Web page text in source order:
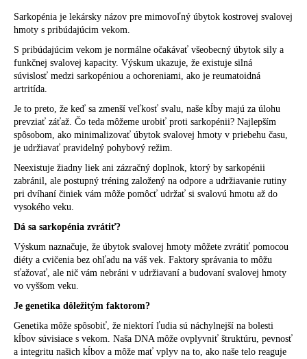
Sarkopénia je lekársky názov pre mimovoľný úbytok kostrovej svalovej
hmoty s pribúdajúcim vekom.
S pribúdajúcim vekom je normálne očakávať všeobecný úbytok sily a
funkčnej svalovej kapacity. Výskum ukazuje, že existuje silná
súvislosť medzi sarkopéniou a ochoreniami, ako je reumatoidná
artritída.
Je to preto, že keď sa zmenší veľkosť svalu, naše kĺby majú za úlohu
prevziať záťaž. Čo teda môžeme urobiť proti sarkopénii? Najlepším
spôsobom, ako minimalizovať úbytok svalovej hmoty v priebehu času,
je udržiavať pravidelný pohybový režim.
Neexistuje žiadny liek ani zázračný doplnok, ktorý by sarkopénii
zabránil, ale postupný tréning založený na odpore a udržiavanie rutiny
pri dvíhaní činiek vám môže pomôcť udržať si svalovú hmotu až do
vysokého veku.
Dá sa sarkopénia zvrátiť?
Výskum naznačuje, že úbytok svalovej hmoty môžete zvrátiť pomocou
diéty a cvičenia bez ohľadu na váš vek. Faktory správania to môžu
sťažovať, ale nič vám nebráni v udržiavaní a budovaní svalovej hmoty
vo vyššom veku.
Je genetika dôležitým faktorom?
Genetika môže spôsobiť, že niektorí ľudia sú náchylnejší na bolesti
kĺbov súvisiace s vekom. Naša DNA môže ovplyvniť štruktúru, pevnosť
a integritu našich kĺbov a môže mať vplyv na to, ako naše telo reaguje